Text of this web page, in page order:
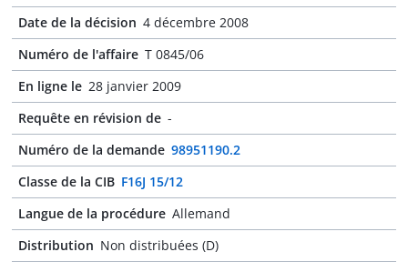
Date de la décision 4 décembre 2008
Numéro de l'affaire T 0845/06
En ligne le 28 janvier 2009
Requête en révision de -
Numéro de la demande 98951190.2
Classe de la CIB F16J 15/12
Langue de la procédure Allemand
Distribution Non distribuées (D)